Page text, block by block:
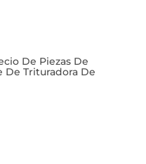
De Piezas De
De Trituradora De